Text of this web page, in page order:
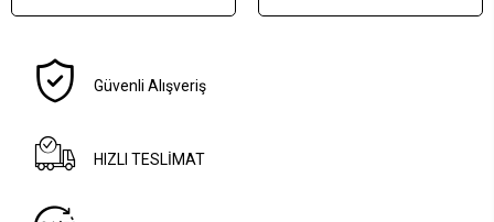
Güvenli Alışveriş
HIZLI TESLİMAT